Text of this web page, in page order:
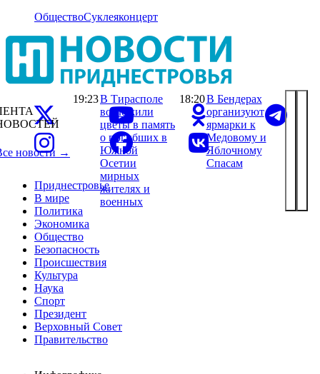
ОбществоСуклеяконцерт
Приднестровье
В мире
Политика
Экономика
Общество
Безопасность
Происшествия
Культура
Наука
Спорт
Президент
Верховный Совет
Правительство
новости →
19:23В Тирасполе
возложили
цветы в память
о погибших в
Южной
Осетии
мирных
жителях и
военных
18:20В Бендерах
организуют
ярмарки к
Медовому и
Яблочному
Спасам